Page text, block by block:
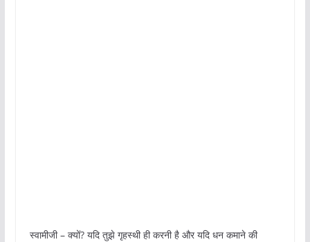
स्वामीजी – क्यों? यदि तुझे गृहस्थी ही करनी है और यदि धन कमाने की